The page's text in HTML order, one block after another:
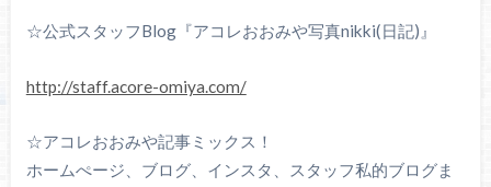
☆公式スタッフBlog『アコレおおみや写真nikki(日記)』
http://staff.acore-omiya.com/
☆アコレおおみや記事ミックス！
ホームぺージ、ブログ、インスタ、スタッフ私的ブログま